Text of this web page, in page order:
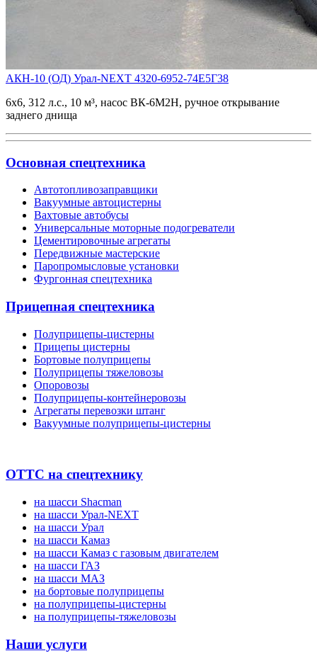
АКН-10 (ОД) Урал-NEXT 4320-6952-74Е5Г38
6х6, 312 л.с., 10 м³, насос ВК-6М2Н, ручное открывание
заднего днища
Основная спецтехника
Автотопливозаправщики
Вакуумные автоцистерны
Вахтовые автобусы
Универсальные моторные подогреватели
Цементировочные агрегаты
Передвижные мастерские
Паропромысловые установки
Фургонная спецтехника
Прицепная спецтехника
Полуприцепы-цистерны
Прицепы цистерны
Бортовые полуприцепы
Полуприцепы тяжеловозы
Опоровозы
Полуприцепы-контейнеровозы
Агрегаты перевозки штанг
Вакуумные полуприцепы-цистерны
ОТТС на спецтехнику
на шасси Shacman
на шасси Урал-NEXT
на шасси Урал
на шасси Камаз
на шасси Камаз с газовым двигателем
на шасси ГАЗ
на шасси МАЗ
на бортовые полуприцепы
на полуприцепы-цистерны
на полуприцепы-тяжеловозы
Наши услуги